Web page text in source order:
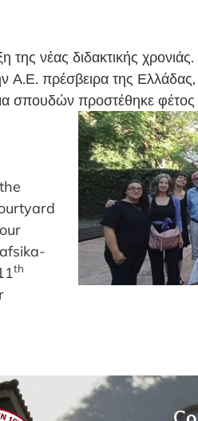
νέας διδακτικής
Α.Ε. πρέσβειρα της
σπουδών προστέθηκε φέτος
th